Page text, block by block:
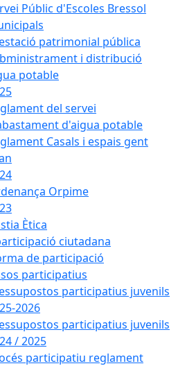
Públic d'Escoles Bressol
patrimonial pública
i distribució
potable
del servei
d'aigua potable
Casals i espais gent
Orpime
Ètica
ciutadana
de participació
participatius
participatius juvenils
2026
participatius juvenils
/ 2025
participatiu reglament